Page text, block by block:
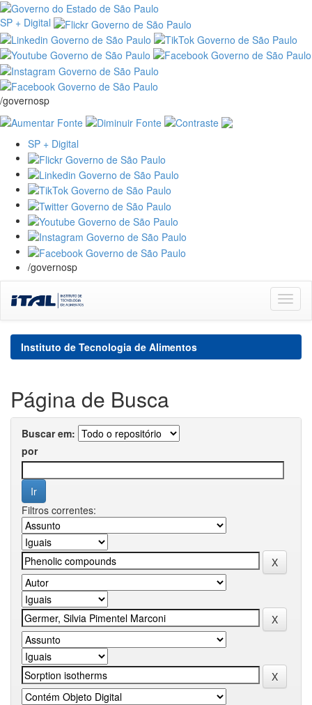
SP + Digital
/governosp
SP + Digital
/governosp
navigation
Instituto de Tecnologia de Alimentos
Página de Busca
Buscar em:
por
Filtros correntes: